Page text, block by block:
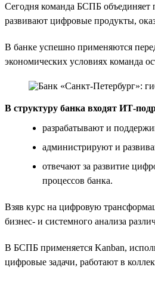
Сегодня команда БСПБ объединяет
развивают цифровые продукты,
В банке успешно применяются
экономических условиях команда
В структуру банка входят ИТ-
разрабатывают и
администрируют и
отвечают за развитие
процессов банка.
Взяв курс на цифровую
бизнес- и системного анализа
В БСПБ применяется Kanban,
цифровые задачи, работают в